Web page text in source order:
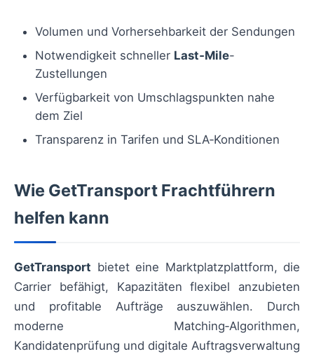
Volumen und Vorhersehbarkeit der Sendungen
Notwendigkeit schneller Last‑Mile-
Zustellungen
Verfügbarkeit von Umschlagspunkten nahe
dem Ziel
Transparenz in Tarifen und SLA‑Konditionen
Wie GetTransport Frachtführern
helfen kann
GetTransport bietet eine Marktplatzplattform, die
Carrier befähigt, Kapazitäten flexibel anzubieten
und profitable Aufträge auszuwählen. Durch
moderne Matching‑Algorithmen,
Kandidatenprüfung und digitale Auftragsverwaltung